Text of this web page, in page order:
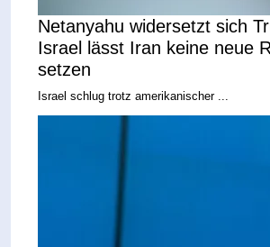
Netanyahu widersetzt sich
Israel lässt Iran keine neue
setzen
Israel schlug trotz amerikanischer ...